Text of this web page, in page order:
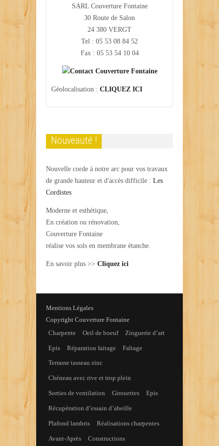
SARL Couverture Fontaine
30 Route de Salon
24 380 VERGT
Tel : 05 53 08 84 52
Fax : 05 53 54 10 04
Géolocalisation : CLIQUEZ ICI
Nouveauté !
Nouvelle corde à notre arc pour vos travaux
de grande hauteur et d'accès difficile : Les
Cordistes
Moderne et esthétique,
En création ou rénovation,
Couverture Fontaine
réalise vos sols en membrane étanche.
En savoir plus >> Cliquez ici
Mentions Légales
Copyright Couverture Fontaine
Charpente
Oeil de boeuf Zinguerie d’art
Epis Réparation faitage Faîtage
Terrasse tasseau zinc
Chéneau avec rive et trop plein
Sorties de ventilation Girouettes Epis
Récupération d’essain d’abeille
Plafond lambris Réalisations charpentes
Avant-Après Constructions